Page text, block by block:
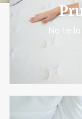
No te